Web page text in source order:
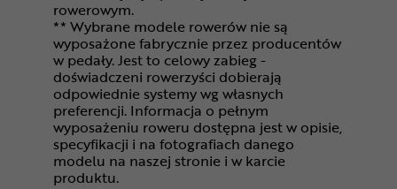
rowerowym.
** Wybrane modele rowerów nie są
wyposażone fabrycznie przez producentów
w pedały. Jest to celowy zabieg -
doświadczeni rowerzyści dobierają
odpowiednie systemy wg własnych
preferencji. Informacja o pełnym
wyposażeniu roweru dostępna jest w opisie,
specyfikacji i na fotografiach danego
modelu na naszej stronie i w karcie
produktu.